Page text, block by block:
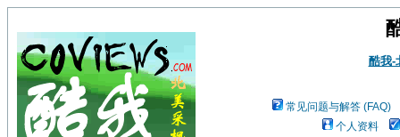
酷我-
常见问题与解答 (FAQ)
个人资料